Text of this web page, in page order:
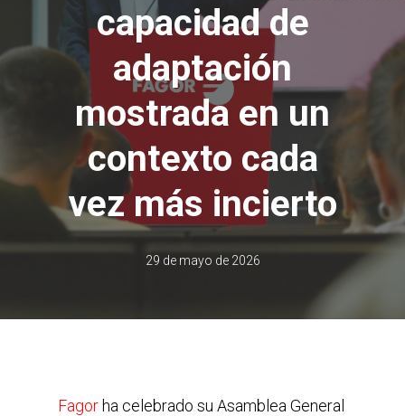
capacidad de
adaptación
mostrada en un
contexto cada
vez más incierto
29 de mayo de 2026
Fagor ha celebrado su Asamblea General